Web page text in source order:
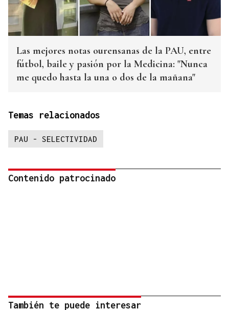
Las mejores notas ourensanas de la PAU, entre
fútbol, baile y pasión por la Medicina: "Nunca
me quedo hasta la una o dos de la mañana"
Temas relacionados
PAU - SELECTIVIDAD
Contenido patrocinado
También te puede interesar